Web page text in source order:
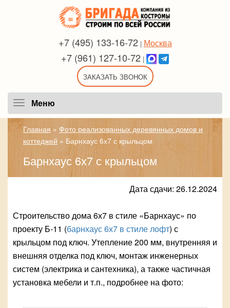
+7 (495) 133-16-72 | Москва
+7 (961) 127-10-72 |
ЗАКАЗАТЬ ЗВОНОК
Меню
Главная » Фото реализованных деревянных домов и
коттеджей » Барнхаус 6х7 с крыльцом
Барнхаус 6х7 с крыльцом
Дата сдачи: 26.12.2024
Строительство дома 6х7 в стиле «Барнхаус» по
проекту Б-11 (барнхаус 6х7 в стиле лофт) с
крыльцом под ключ. Утепление 200 мм, внутренняя и
внешняя отделка под ключ, монтаж инженерных
систем (электрика и сантехника), а также частичная
установка мебели и т.п., подробнее на фото: